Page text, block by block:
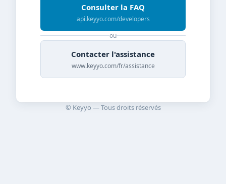
Consulter la FAQ
api.keyyo.com/developers
ou
Contacter l'assistance
www.keyyo.com/fr/assistance
© Keyyo — Tous droits réservés